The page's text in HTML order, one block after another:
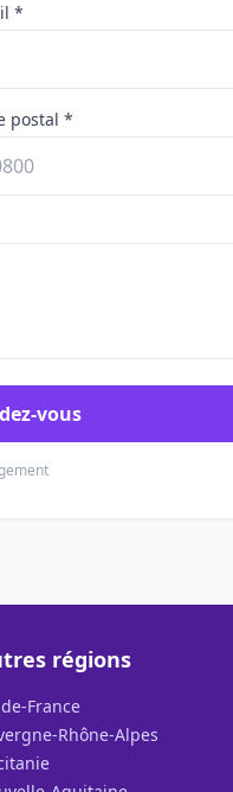
*
postal *
vous
régions
France
Rhône-Alpes